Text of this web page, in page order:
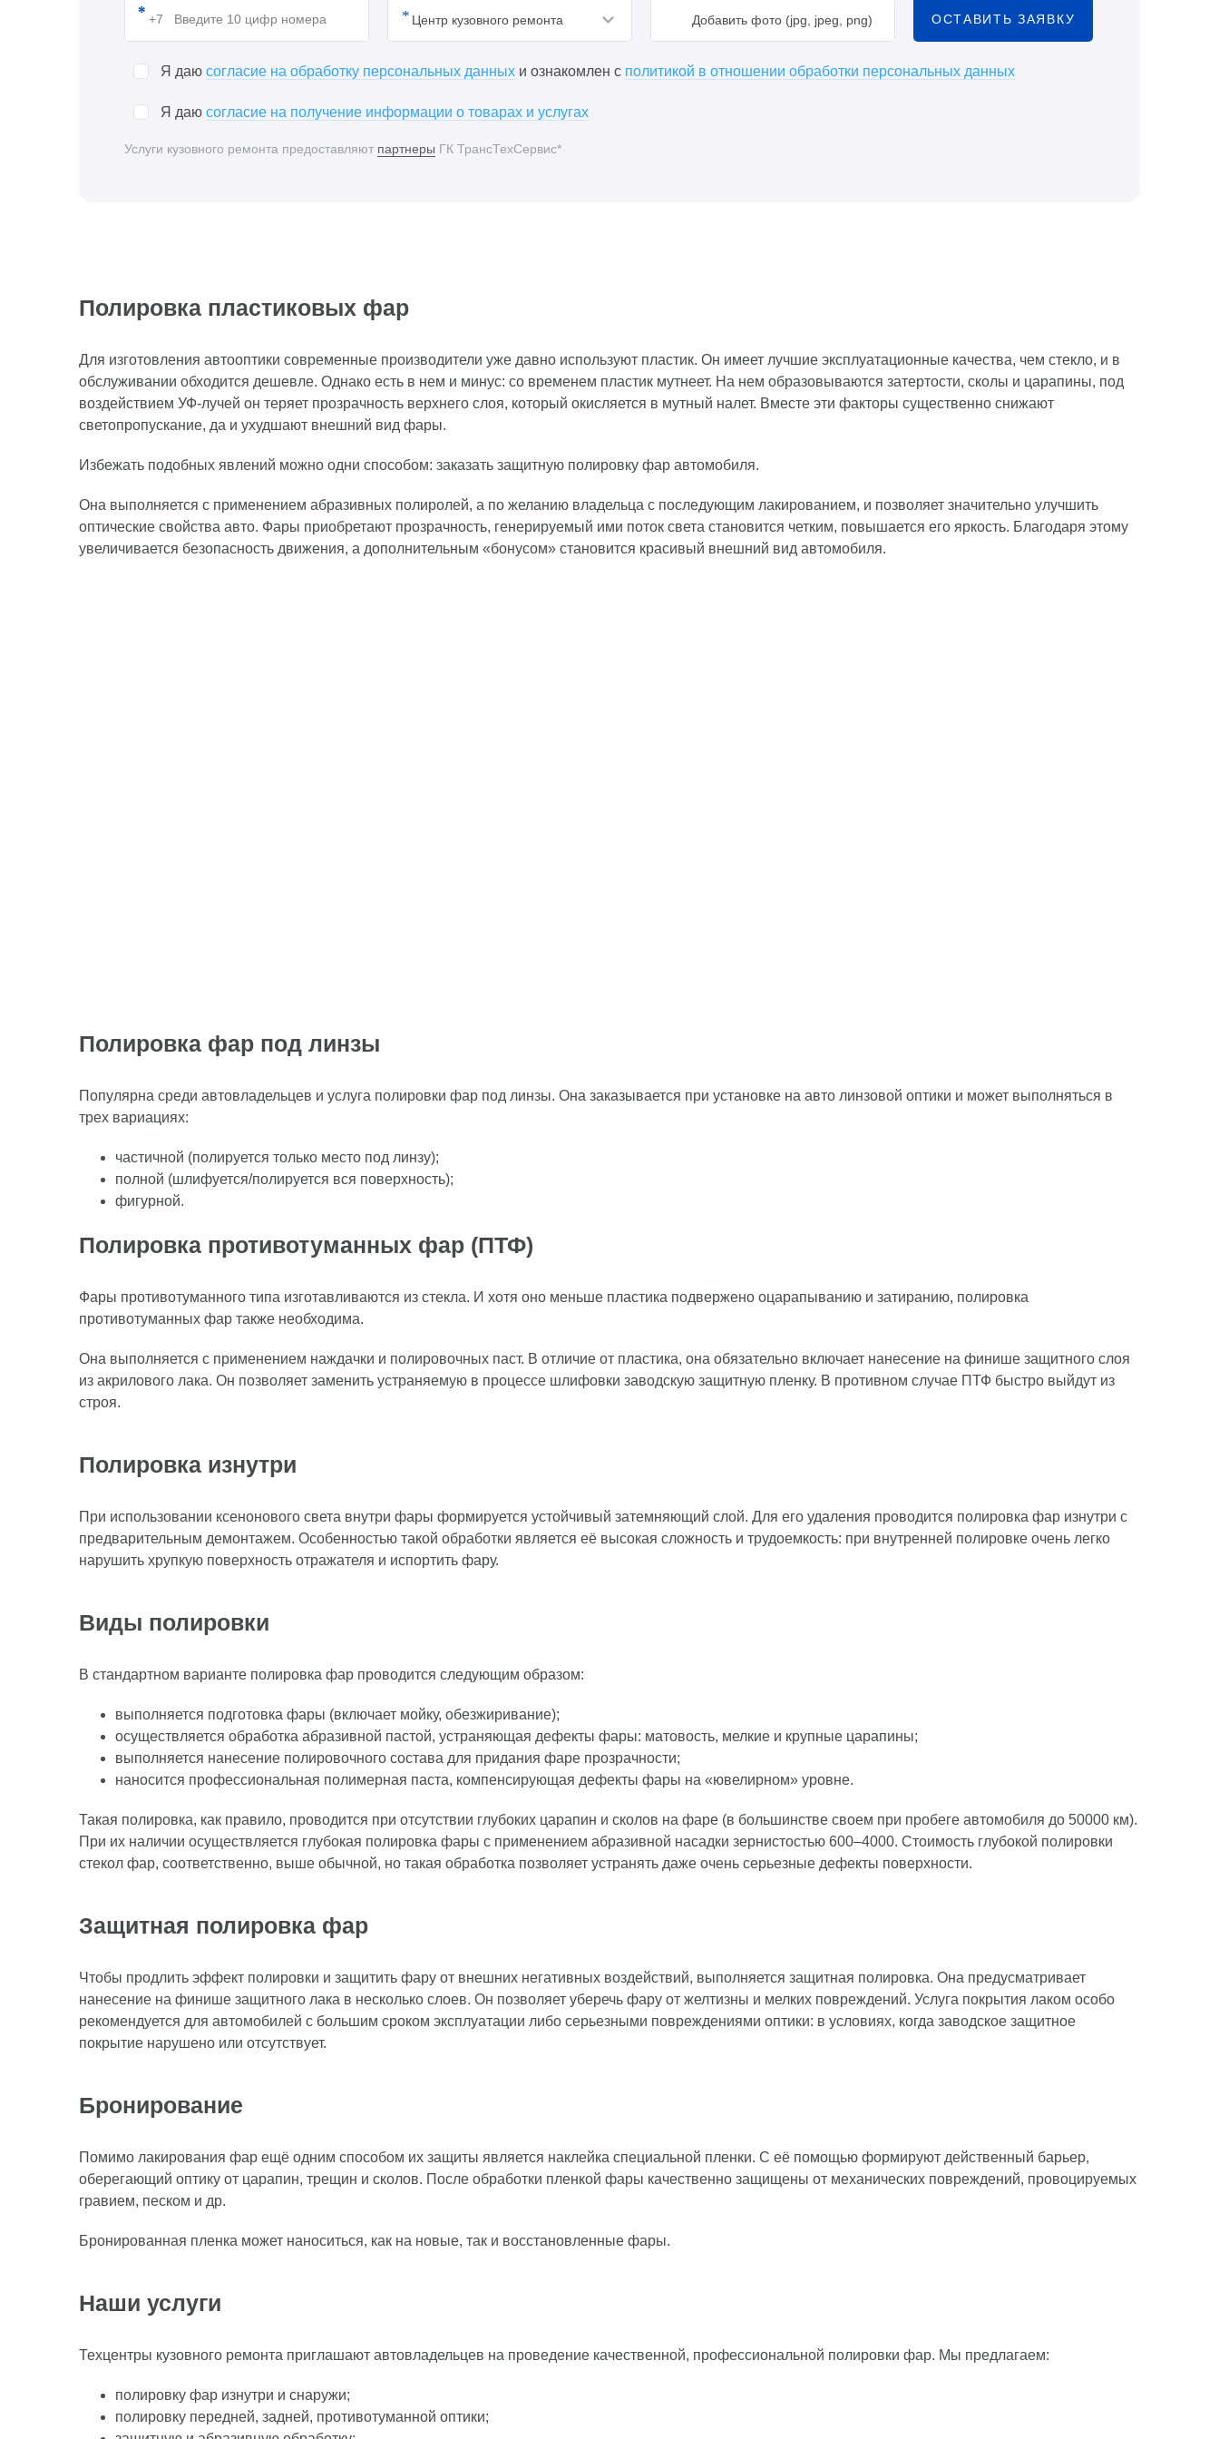
Центр кузовного ремонта Добавить фото (jpg, jpeg, png) ОСТАВИТЬ ЗАЯВКУ
Я даю согласие на обработку персональных данных и ознакомлен с политикой в отношении обработки персональных данных
Я даю согласие на получение информации о товарах и услугах
Услуги кузовного ремонта предоставляют партнеры ГК ТрансТехСервис*
Полировка пластиковых фар
Для изготовления автооптики современные производители уже давно используют пластик. Он имеет лучшие эксплуатационные качества, чем стекло, и в
обслуживании обходится дешевле. Однако есть в нем и минус: со временем пластик мутнеет. На нем образовываются затертости, сколы и царапины, под
воздействием УФ-лучей он теряет прозрачность верхнего слоя, который окисляется в мутный налет. Вместе эти факторы существенно снижают
светопропускание, да и ухудшают внешний вид фары.
Избежать подобных явлений можно одни способом: заказать защитную полировку фар автомобиля.
Она выполняется с применением абразивных полиролей, а по желанию владельца с последующим лакированием, и позволяет значительно улучшить
оптические свойства авто. Фары приобретают прозрачность, генерируемый ими поток света становится четким, повышается его яркость. Благодаря этому
увеличивается безопасность движения, а дополнительным «бонусом» становится красивый внешний вид автомобиля.
Полировка фар под линзы
Популярна среди автовладельцев и услуга полировки фар под линзы. Она заказывается при установке на авто линзовой оптики и может выполняться в
трех вариациях:
частичной (полируется только место под линзу);
полной (шлифуется/полируется вся поверхность);
фигурной.
Полировка противотуманных фар (ПТФ)
Фары противотуманного типа изготавливаются из стекла. И хотя оно меньше пластика подвержено оцарапыванию и затиранию, полировка
противотуманных фар также необходима.
Она выполняется с применением наждачки и полировочных паст. В отличие от пластика, она обязательно включает нанесение на финише защитного слоя
из акрилового лака. Он позволяет заменить устраняемую в процессе шлифовки заводскую защитную пленку. В противном случае ПТФ быстро выйдут из
строя.
Полировка изнутри
При использовании ксенонового света внутри фары формируется устойчивый затемняющий слой. Для его удаления проводится полировка фар изнутри с
предварительным демонтажем. Особенностью такой обработки является её высокая сложность и трудоемкость: при внутренней полировке очень легко
нарушить хрупкую поверхность отражателя и испортить фару.
Виды полировки
В стандартном варианте полировка фар проводится следующим образом:
выполняется подготовка фары (включает мойку, обезжиривание);
осуществляется обработка абразивной пастой, устраняющая дефекты фары: матовость, мелкие и крупные царапины;
выполняется нанесение полировочного состава для придания фаре прозрачности;
наносится профессиональная полимерная паста, компенсирующая дефекты фары на «ювелирном» уровне.
Такая полировка, как правило, проводится при отсутствии глубоких царапин и сколов на фаре (в большинстве своем при пробеге автомобиля до 50000 км).
При их наличии осуществляется глубокая полировка фары с применением абразивной насадки зернистостью 600–4000. Стоимость глубокой полировки
стекол фар, соответственно, выше обычной, но такая обработка позволяет устранять даже очень серьезные дефекты поверхности.
Защитная полировка фар
Чтобы продлить эффект полировки и защитить фару от внешних негативных воздействий, выполняется защитная полировка. Она предусматривает
нанесение на финише защитного лака в несколько слоев. Он позволяет уберечь фару от желтизны и мелких повреждений. Услуга покрытия лаком особо
рекомендуется для автомобилей с большим сроком эксплуатации либо серьезными повреждениями оптики: в условиях, когда заводское защитное
покрытие нарушено или отсутствует.
Бронирование
Помимо лакирования фар ещё одним способом их защиты является наклейка специальной пленки. С её помощью формируют действенный барьер,
оберегающий оптику от царапин, трещин и сколов. После обработки пленкой фары качественно защищены от механических повреждений, провоцируемых
гравием, песком и др.
Бронированная пленка может наноситься, как на новые, так и восстановленные фары.
Наши услуги
Техцентры кузовного ремонта приглашают автовладельцев на проведение качественной, профессиональной полировки фар. Мы предлагаем:
полировку фар изнутри и снаружи;
полировку передней, задней, противотуманной оптики;